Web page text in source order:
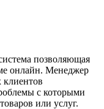
позволяющая
онлайн. Менеджер
клиентов
с которыми
или услуг.